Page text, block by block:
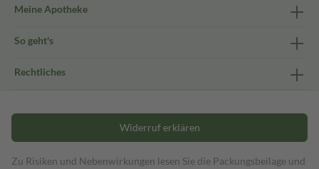
Meine Apotheke
So geht's
Rechtliches
Widerruf erklären
Zu Risiken und Nebenwirkungen lesen Sie die Packungsbeilage und